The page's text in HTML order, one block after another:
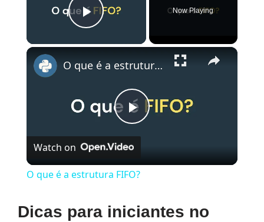
Play Video
Now Playing
×
Play
Video
O que é a estrutura FIFO?
Watch on
O que é a estrutura FIFO?
Dicas para iniciantes no